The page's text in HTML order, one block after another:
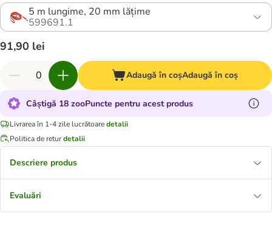
5 m lungime, 20 mm lățime
599691.1
91,90 lei
Adaugă în coșAdaugă în coș
Câștigă 18 zooPuncte pentru acest produs
Livrarea în 1-4 zile lucrătoaredetalii
Politica de returdetalii
Descriere produs
Evaluări